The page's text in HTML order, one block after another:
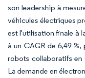
son leadership à
véhicules électriques
est l'utilisation finale à
à un CAGR de 6,49
robots collaboratifs en
La demande en